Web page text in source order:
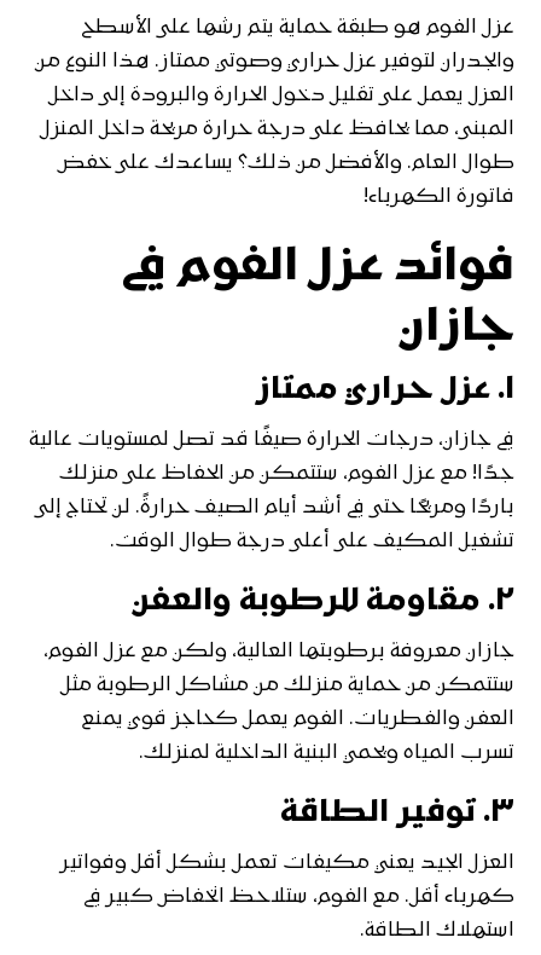
عزل الفوم هو طبقة حماية يتم رشها على الأسطح
والجدران لتوفير عزل حراري وصوتي ممتاز. هذا النوع من
العزل يعمل على تقليل دخول الحرارة والبرودة إلى داخل
المبنى، مما يحافظ على درجة حرارة مريحة داخل المنزل
طوال العام. والأفضل من ذلك؟ يساعدك على خفض
فاتورة الكهرباء!
فوائد عزل الفوم في
جازان
١. عزل حراري ممتاز
في جازان، درجات الحرارة صيفًا قد تصل لمستويات عالية
جدًا! مع عزل الفوم، ستتمكن من الحفاظ على منزلك
باردًا ومريحًا حتى في أشد أيام الصيف حرارةً. لن تحتاج إلى
تشغيل المكيف على أعلى درجة طوال الوقت.
٢. مقاومة للرطوبة والعفن
جازان معروفة برطوبتها العالية، ولكن مع عزل الفوم،
ستتمكن من حماية منزلك من مشاكل الرطوبة مثل
العفن والفطريات. الفوم يعمل كحاجز قوي يمنع
تسرب المياه ويحمي البنية الداخلية لمنزلك.
٣. توفير الطاقة
العزل الجيد يعني مكيفات تعمل بشكل أقل وفواتير
كهرباء أقل. مع الفوم، ستلاحظ انخفاض كبير في
استهلاك الطاقة.